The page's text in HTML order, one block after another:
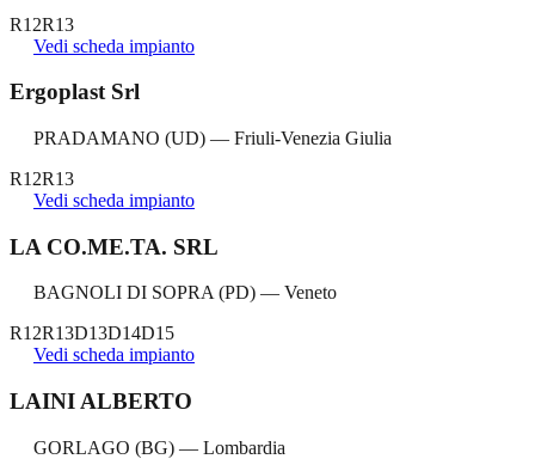
R12R13
Vedi scheda impianto
Ergoplast Srl
PRADAMANO (UD) — Friuli-Venezia Giulia
R12R13
Vedi scheda impianto
LA CO.ME.TA. SRL
BAGNOLI DI SOPRA(PD) — Veneto
R12R13D13D14D15
Vedi scheda impianto
LAINI ALBERTO
GORLAGO (BG) — Lombardia